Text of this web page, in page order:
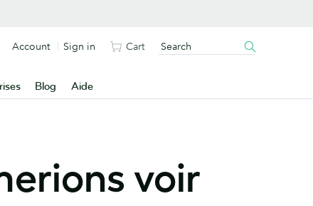
Blog Aide
Account Sign in Cart
voir